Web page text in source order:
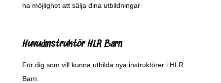
ha möjlighet att sälja dina utbildningar
Huvudinstruktör HLR Barn
För dig som vill kunna utbilda nya instruktörer i HLR
Barn.